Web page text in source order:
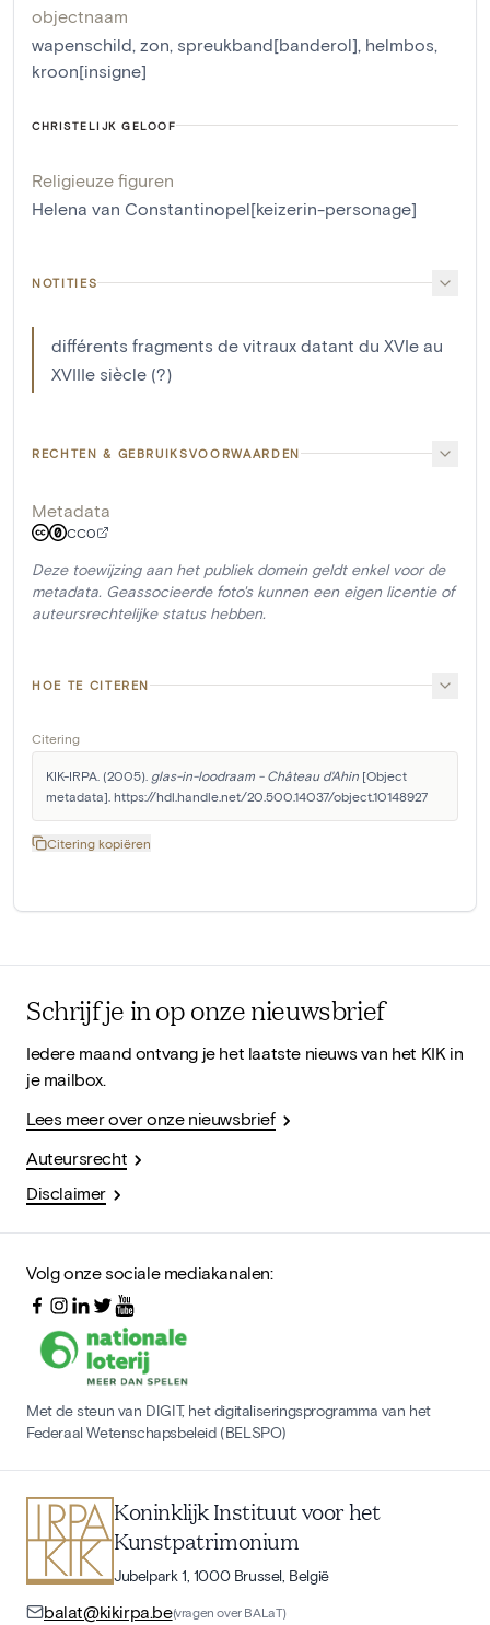
objectnaam
wapenschild zon spreukband[banderol] helmbos
kroon[insigne]
CHRISTELIJK GELOOF
Religieuze figuren
Helena van Constantinopel[keizerin-personage]
NOTITIES
différents fragments de vitraux datant du XVIe au
XVIIIe siècle (?)
RECHTEN & GEBRUIKSVOORWAARDEN
Metadata
CC0
Deze toewijzing aan het publiek domein geldt enkel voor de
metadata. Geassocieerde foto's kunnen een eigen licentie of
auteursrechtelijke status hebben.
HOE TE CITEREN
Citering
KIK-IRPA. (2005). glas-in-loodraam - Château d'Ahin [Object
metadata]. https://hdl.handle.net/20.500.14037/object.10148927
Citering kopiëren
Schrijf je in op onze nieuwsbrief
Iedere maand ontvang je het laatste nieuws van het KIK in
je mailbox.
Lees meer over onze nieuwsbrief
Auteursrecht
Disclaimer
Volg onze sociale mediakanalen:
Met de steun van DIGIT, het digitaliseringsprogramma van het
Federaal Wetenschapsbeleid (BELSPO)
Koninklijk Instituut voor het
Kunstpatrimonium
Jubelpark 1, 1000 Brussel, België
balat@kikirpa.be(vragen over BALaT)